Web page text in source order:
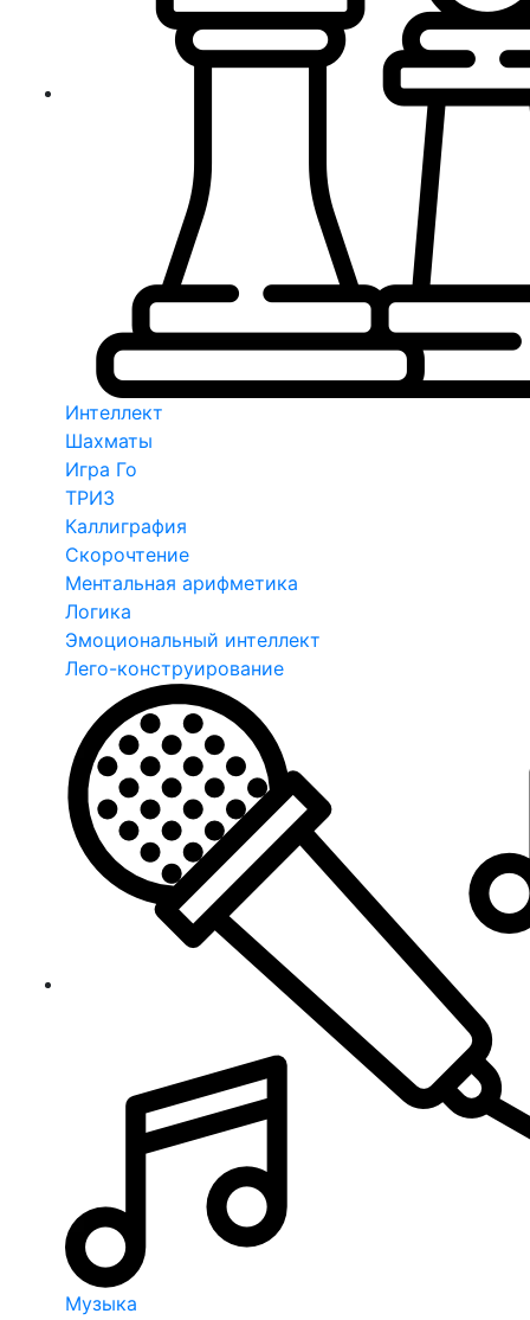
Интеллект
Шахматы
Игра Го
ТРИЗ
Каллиграфия
Скорочтение
Ментальная арифметика
Логика
Эмоциональный интеллект
Лего-конструирование
Музыка